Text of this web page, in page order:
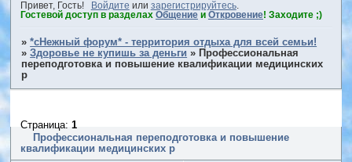
Привет, Гость! Войдите или зарегистрируйтесь.
Гостевой доступ в разделах Общениеи Откровение! Заходите ;)
»*сНежный форум* - территория отдыха для всей семьи!
»Здоровье не купишь за деньги » Профессиональная
переподготовка и повышение квалификации медицинских
р
Профессиональная переподготовка и повышение
квалификации медицинских р
Страница:1